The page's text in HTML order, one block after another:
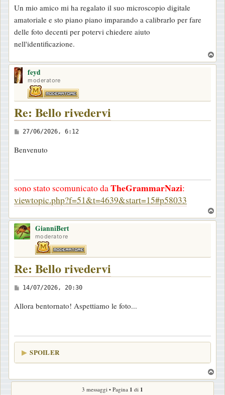
Un mio amico mi ha regalato il suo microscopio digitale
amatoriale e sto piano piano imparando a calibrarlo per fare
delle foto decenti per potervi chiedere aiuto
nell'identificazione.
o
feyd
moderatore
Re: Bello rivedervi
M
s
a
g
g
o
27/06/2026, 6:12
Benvenuto
sono stato scomunicato daTheGrammarNazi:
viewtopic.php?f=51&t=4639&start=15#p58033
o
GianniBert
moderatore
Re: Bello rivedervi
M
s
a
g
o
14/07/2026, 20:30
Allora bentornato! Aspettiamo le foto...
SPOILER
o
3 messaggi • Pagina 1 di 1